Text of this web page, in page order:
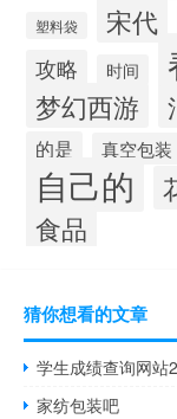
塑料袋 宋代
攻略 时间
梦幻西游
的是 真空包装
自己的
食品
猜你想看的文章
学生成绩查询网站
家纺包装吧